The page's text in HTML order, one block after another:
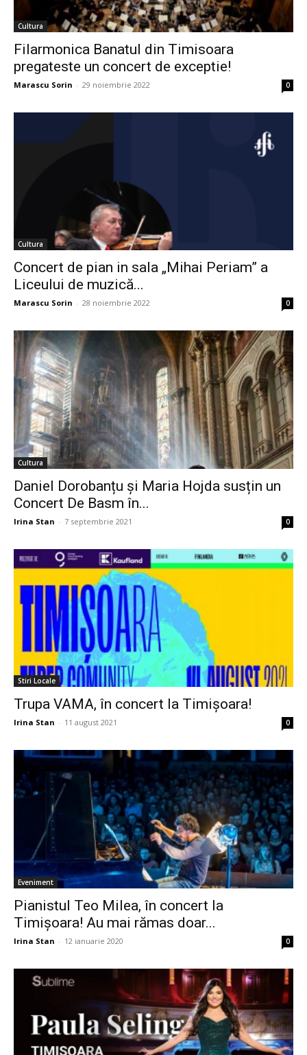
Cultura
Filarmonica Banatul din Timisoara
pregateste un concert de exceptie!
Marascu Sorin - 29 noiembrie 2022 0
Cultura
Concert de pian in sala „Mihai Periam” a
Liceului de muzică...
Marascu Sorin - 28 noiembrie 2022 0
Cultura
Daniel Dorobanțu şi Maria Hojda susțin un
Concert De Basm în...
Irina Stan - 7 septembrie 2021 0
Stiri Locale
Trupa VAMA, în concert la Timişoara!
Irina Stan - 11 august 2021 0
Eveniment
Pianistul Teo Milea, în concert la
Timișoara! Au mai rămas doar...
Irina Stan - 12 ianuarie 2020 0